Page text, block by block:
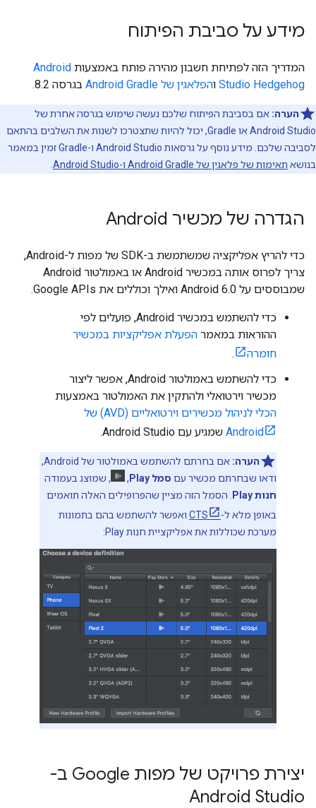
מידע על סביבת הפיתוח
המדריך הזה לפתיחת חשבון מהירה פותח באמצעות Android
Studio Hedgehog והפלאגין של Android Gradle בגרסה 8.2.
הערה: אם בסביבת הפיתוח שלכם נעשה שימוש בגרסה אחרת של
Android Studio או Gradle, יכול להיות שתצטרכו לשנות את השלבים בהתאם
לסביבה שלכם. מידע נוסף על גרסאות Android Studio ו-Gradle זמין במאמר
בנושא תאימות של פלאגין של Android Gradle ו-Android Studio
הגדרה של מכשיר Android
כדי להריץ אפליקציה שמשתמשת ב-SDK של מפות ל-Android,
צריך לפרוס אותה במכשיר Android או באמולטור Android
שמבוססים על Android 6.0 ואילך וכוללים את Google APIs.
כדי להשתמש במכשיר Android, פועלים לפי
ההוראות במאמר הפעלת אפליקציות במכשיר
חומרה
.
כדי להשתמש באמולטור Android, אפשר ליצור
מכשיר וירטואלי ולהתקין את האמולטור באמצעות
הכלי לניהול מכשירים וירטואליים (AVD) של
Android שמגיע עם Android Studio.
הערה:
אם בחרתם להשתמש באמולטור של Android,
ודאו שבחרתם מכשיר עם סמל Play ,
, שמוצג בעמודה
חנות Play
. הסמל הזה מציין שהפרופילים האלה תואמים
באופן מלא ל-
CTS ואפשר להשתמש בהם בתמונות
מערכת שכוללות את אפליקציית חנות Play:
יצירת פרויקט של מפות Google ב-
Android Studio